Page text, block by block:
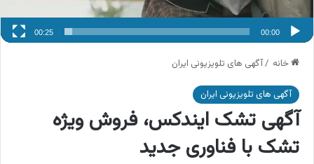
00:00
00:25
خانه /آگهی های تلویزیونی ایران
آگهی های تلویزیونی ایران
آگهی تشک ایندکس، فروش ویژه
تشک با فناوری جدید